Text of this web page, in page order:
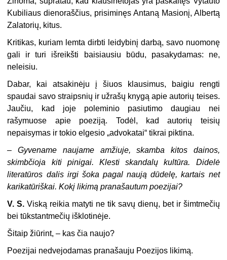
Kubiliaus dienoraščius, prisiminęs Antaną Masionį, Albertą
Zalatorių, kitus.
Kritikas, kuriam lemta dirbti leidybinį darbą, savo nuomonę
gali ir turi išreikšti baisiausiu būdu, pasakydamas: ne,
neleisiu.
Dabar, kai atsakinėju į šiuos klausimus, baigiu rengti
spaudai savo straipsnių ir užrašų knygą apie autorių teises.
Jaučiu, kad joje poleminio pasiutimo daugiau nei
rašymuose apie poeziją. Todėl, kad autorių teisių
nepaisymas ir tokio elgesio „advokatai“ tikrai piktina.
– Gyvename naujame amžiuje, skamba kitos dainos,
skimbčioja kiti pinigai. Klesti skandalų kultūra. Didelė
literatūros dalis irgi šoka pagal naują dūdelę, kartais net
karikatūriškai. Kokį likimą pranašautum poezijai?
V. S. Viską reikia matyti ne tik savų dienų, bet ir šimtmečių
bei tūkstantmečių išklotinėje.
Šitaip žiūrint, – kas čia naujo?
Poezijai nedvejodamas pranašauju Poezijos likimą.